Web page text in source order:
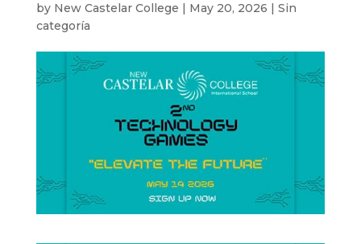
by New Castelar College | May 20, 2026 | Sin
categoría